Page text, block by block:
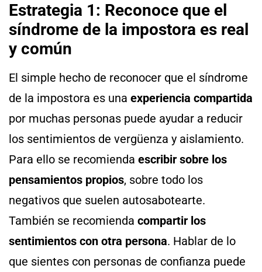
Estrategia 1: Reconoce que el
síndrome de la impostora es real
y común
El simple hecho de reconocer que el síndrome
de la impostora es una experiencia compartida
por muchas personas puede ayudar a reducir
los sentimientos de vergüenza y aislamiento.
Para ello se recomienda escribir sobre los
pensamientos propios, sobre todo los
negativos que suelen autosabotearte.
También se recomienda compartir los
sentimientos con otra persona. Hablar de lo
que sientes con personas de confianza puede